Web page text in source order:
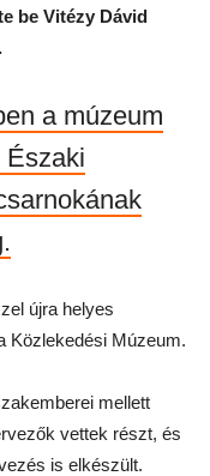
be Vitézy Dávid
a múzeum
Északi
újra helyes
Közlekedési Múzeum.
mellett
vettek részt, és
is elkészült.